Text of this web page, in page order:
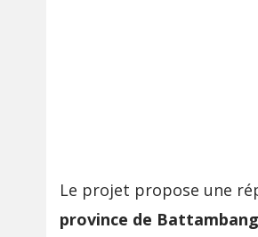
Le projet propose une
province de Battambang